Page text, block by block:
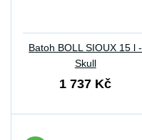
Batoh BOLL SIOUX 15 l -
Skull
1 737 Kč